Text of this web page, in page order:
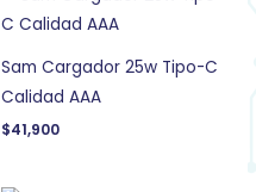
Sam Cargador 25w Tipo-C
Calidad AAA
$41,900